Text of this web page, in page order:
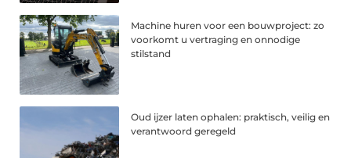
Machine huren voor een bouwproject: zo
voorkomt u vertraging en onnodige
stilstand
Oud ijzer laten ophalen: praktisch, veilig en
verantwoord geregeld